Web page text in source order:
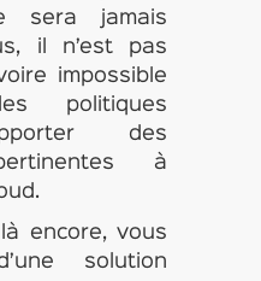
sera jamais
il n’est pas
impossible
politiques
des
à
encore, vous
solution